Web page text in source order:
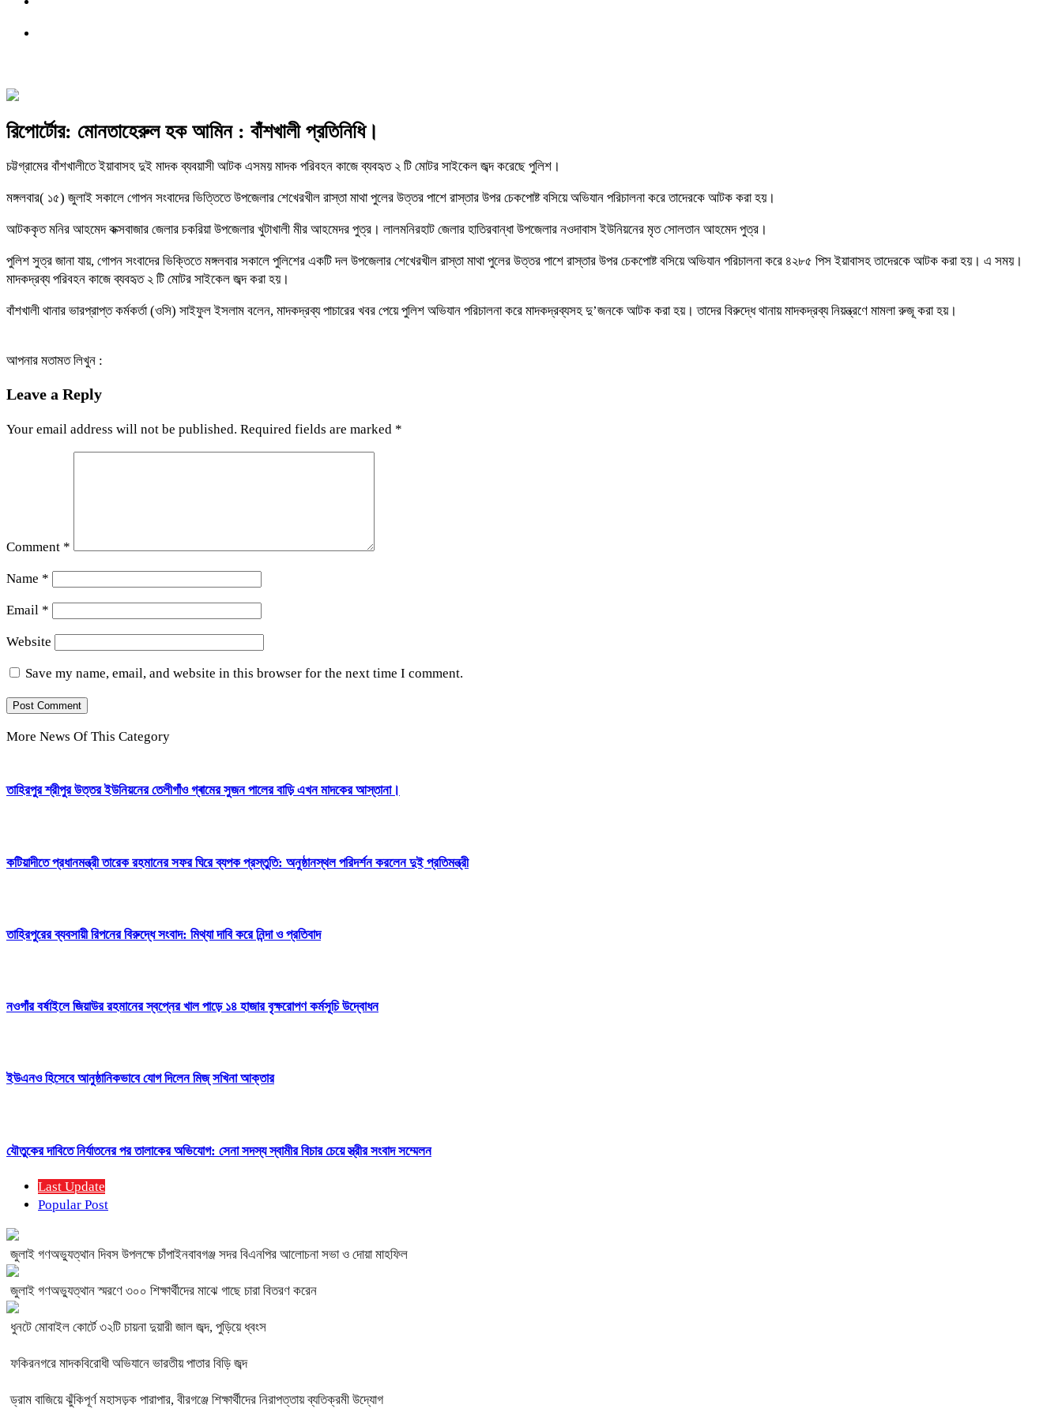
রিপোর্টোর: মোনতাহেরুল হক আমিন : বাঁশখালী প্রতিনিধি।
চট্টগ্রামের বাঁশখালীতে ইয়াবাসহ দুই মাদক ব্যবয়াসী আটক এসময় মাদক পরিবহন কাজে ব্যবহৃত ২ টি মোটর সাইকেল জব্দ করেছে পুলিশ।
মঙ্গলবার( ১৫) জুলাই সকালে গোপন সংবাদের ভিত্তিতে উপজেলার শেখেরখীল রাস্তা মাথা পুলের উত্তর পাশে রাস্তার উপর চেকপোষ্ট বসিয়ে অভিযান পরিচালনা করে তাদেরকে আটক করা হয়।
আটককৃত মনির আহমেদ কক্সবাজার জেলার চকরিয়া উপজেলার খুটাখালী মীর আহমেদর পুত্র। লালমনিরহাট জেলার হাতিরবান্ধা উপজেলার নওদাবাস ইউনিয়নের মৃত সোলতান আহমেদ পুত্র।
পুলিশ সুত্র জানা যায়, গোপন সংবাদের ভিক্তিতে মঙ্গলবার সকালে পুলিশের একটি দল উপজেলার শেখেরখীল রাস্তা মাথা পুলের উত্তর পাশে রাস্তার উপর চেকপোষ্ট বসিয়ে অভিযান পরিচালনা করে ৪২৮৫ পিস ইয়াবাসহ তাদেরকে আটক করা হয়। এ সময়।
মাদকদ্রব্য পরিবহন কাজে ব্যবহৃত ২ টি মোটর সাইকেল জব্দ করা হয়।
বাঁশখালী থানার ভারপ্রাপ্ত কর্মকর্তা (ওসি) সাইফুল ইসলাম বলেন, মাদকদ্রব্য পাচারের খবর পেয়ে পুলিশ অভিযান পরিচালনা করে মাদকদ্রব্যসহ দু’জনকে আটক করা হয়। তাদের বিরুদ্ধে থানায় মাদকদ্রব্য নিয়ন্ত্রণে মামলা রুজূ করা হয়।
আপনার মতামত লিখুন :
Leave a Reply
Your email address will not be published. Required fields are marked *
Comment *
Name *
Email *
Website
Save my name, email, and website in this browser for the next time I comment.
More News Of This Category
তাহিরপুর শ্রীপুর উত্তর ইউনিয়নের তেলীগাঁও গ্ৰামের সুজন পালের বাড়ি এখন মাদকের আস্তানা।
কটিয়াদীতে প্রধানমন্ত্রী তারেক রহমানের সফর ঘিরে ব্যপক প্রস্তুতি: অনুষ্ঠানস্থল পরিদর্শন করলেন দুই প্রতিমন্ত্রী
তাহিরপুরের ব্যবসায়ী রিপনের বিরুদ্ধে সংবাদ: মিথ্যা দাবি করে নিন্দা ও প্রতিবাদ
নওগাঁর বর্ষাইলে জিয়াউর রহমানের স্বপ্নের খাল পাড়ে ১৪ হাজার বৃক্ষরোপণ কর্মসূচি উদ্বোধন
ইউএনও হিসেবে আনুষ্ঠানিকভাবে যোগ দিলেন মিজ্ সখিনা আক্তার
যৌতুকের দাবিতে নির্যাতনের পর তালাকের অভিযোগ: সেনা সদস্য স্বামীর বিচার চেয়ে স্ত্রীর সংবাদ সম্মেলন
Last Update
Popular Post
জুলাই গণঅভ্যুত্থান দিবস উপলক্ষে চাঁপাইনবাবগঞ্জ সদর বিএনপির আলোচনা সভা ও দোয়া মাহফিল
জুলাই গণঅভ্যুত্থান স্মরণে ৩০০ শিক্ষার্থীদের মাঝে গাছে চারা বিতরণ করেন
ধুনটে মোবাইল কোর্টে ৩২টি চায়না দুয়ারী জাল জব্দ, পুড়িয়ে ধ্বংস
ফকিরনগরে মাদকবিরোধী অভিযানে ভারতীয় পাতার বিড়ি জব্দ
ড্রাম বাজিয়ে ঝুঁকিপূর্ণ মহাসড়ক পারাপার, বীরগঞ্জে শিক্ষার্থীদের নিরাপত্তায় ব্যতিক্রমী উদ্যোগ